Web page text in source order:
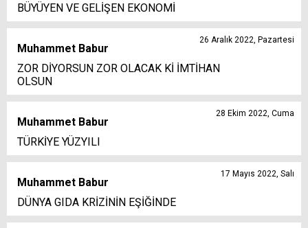
BÜYÜYEN VE GELİŞEN EKONOMİ
Muhammet Babur
ZOR DİYORSUN ZOR OLACAK Kİ İMTİHAN
OLSUN
26 Aralık 2022, Pazartesi
Muhammet Babur
TÜRKİYE YÜZYILI
28 Ekim 2022, Cuma
Muhammet Babur
DÜNYA GIDA KRİZİNİN EŞİĞİNDE
17 Mayıs 2022, Salı